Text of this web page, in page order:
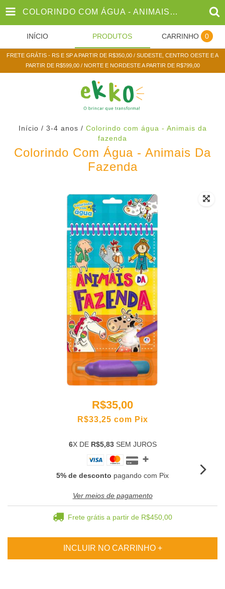
COLORINDO COM ÁGUA - ANIMAIS DA FAZENDA
INÍCIO PRODUTOS CARRINHO 0
FRETE GRÁTIS - RS E SP A PARTIR DE R$350,00 / SUDESTE, CENTRO OESTE E A
PARTIR DE R$599,00 / NORTE E NORDESTE A PARTIR DE R$799,00
Início / 3-4 anos / Colorindo com água - Animais da
fazenda
Colorindo Com Água - Animais Da
Fazenda
R$35,00
R$33,25 com Pix
6X DE R$5,83SEM JUROS
5% de desconto pagando com Pix
Ver meios de pagamento
Frete grátis a partir de R$450,00